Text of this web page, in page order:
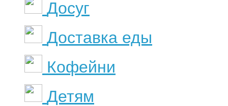
Досуг
Доставка еды
Кофейни
Детям